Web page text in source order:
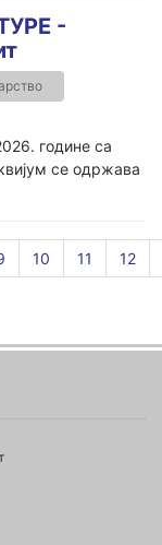
-
године са
се одржава
10 11 12